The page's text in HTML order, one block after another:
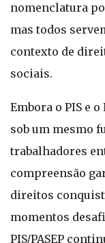
nomenclatura
mas todos
contexto de
sociais.
Embora o PIS e
sob um mesmo
trabalhadores
compreensão
direitos
momentos
PIS/PASEP